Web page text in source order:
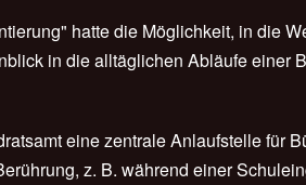
hatte die Möglichkeit, in die
in die alltäglichen Abläufe einer
eine zentrale Anlaufstelle für
z. B. während einer